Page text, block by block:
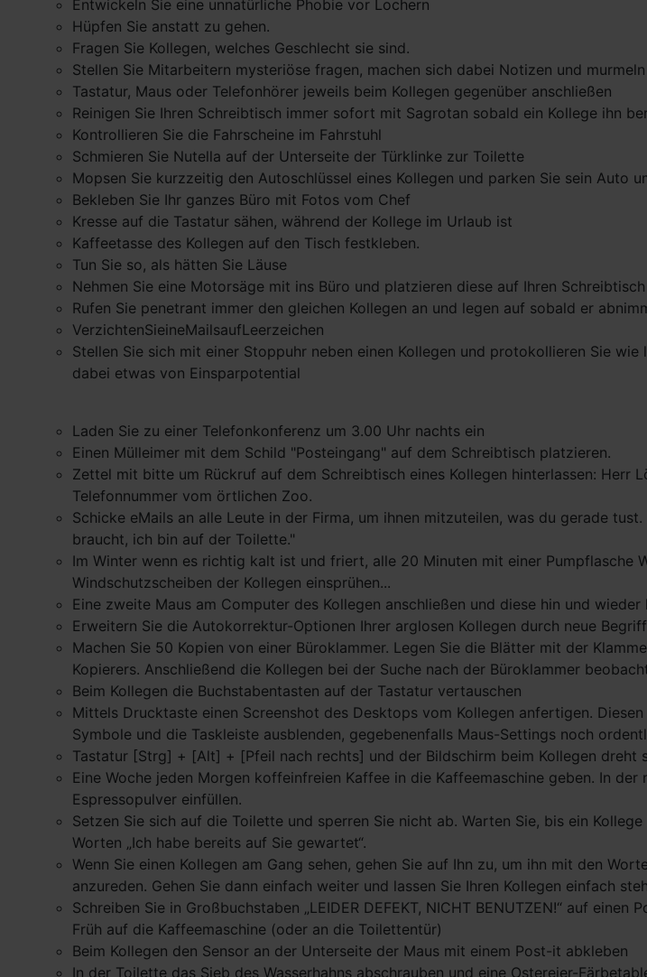
Entwickeln Sie eine unnatürliche Phobie vor Lochern
Hüpfen Sie anstatt zu gehen.
Fragen Sie Kollegen, welches Geschlecht sie sind.
Stellen Sie Mitarbeitern mysteriöse fragen, machen sich dabei Notizen und
Tastatur, Maus oder Telefonhörer jeweils beim Kollegen gegenüber anschließen
Reinigen Sie Ihren Schreibtisch immer sofort mit Sagrotan sobald ein Kollege ihn
Kontrollieren Sie die Fahrscheine im Fahrstuhl
Schmieren Sie Nutella auf der Unterseite der Türklinke zur Toilette
Mopsen Sie kurzzeitig den Autoschlüssel eines Kollegen und parken Sie sein Auto
Bekleben Sie Ihr ganzes Büro mit Fotos vom Chef
Kresse auf die Tastatur sähen, während der Kollege im Urlaub ist
Kaffeetasse des Kollegen auf den Tisch festkleben.
Tun Sie so, als hätten Sie Läuse
Nehmen Sie eine Motorsäge mit ins Büro und platzieren diese auf Ihren Schreibtisch
Rufen Sie penetrant immer den gleichen Kollegen an und legen auf sobald er
VerzichtenSieineMailsaufLeerzeichen
Stellen Sie sich mit einer Stoppuhr neben einen Kollegen und protokollieren Sie
dabei etwas von Einsparpotential
Laden Sie zu einer Telefonkonferenz um 3.00 Uhr nachts ein
Einen Mülleimer mit dem Schild "Posteingang" auf dem Schreibtisch platzieren.
Zettel mit bitte um Rückruf auf dem Schreibtisch eines Kollegen hinterlassen: Herr
Telefonnummer vom örtlichen Zoo.
Schicke eMails an alle Leute in der Firma, um ihnen mitzuteilen, was du gerade
braucht, ich bin auf der Toilette."
Im Winter wenn es richtig kalt ist und friert, alle 20 Minuten mit einer Pumpflasche
Windschutzscheiben der Kollegen einsprühen...
Eine zweite Maus am Computer des Kollegen anschließen und diese hin und
Erweitern Sie die Autokorrektur-Optionen Ihrer arglosen Kollegen durch neue
Machen Sie 50 Kopien von einer Büroklammer. Legen Sie die Blätter mit der
Kopierers. Anschließend die Kollegen bei der Suche nach der Büroklammer
Beim Kollegen die Buchstabentasten auf der Tastatur vertauschen
Mittels Drucktaste einen Screenshot des Desktops vom Kollegen anfertigen.
Symbole und die Taskleiste ausblenden, gegebenenfalls Maus-Settings noch
Tastatur [Strg] + [Alt] + [Pfeil nach rechts] und der Bildschirm beim Kollegen dreht
Eine Woche jeden Morgen koffeinfreien Kaffee in die Kaffeemaschine geben. In der
Espressopulver einfüllen.
Setzen Sie sich auf die Toilette und sperren Sie nicht ab. Warten Sie, bis ein
Worten „Ich habe bereits auf Sie gewartet“.
Wenn Sie einen Kollegen am Gang sehen, gehen Sie auf Ihn zu, um ihn mit den
anzureden. Gehen Sie dann einfach weiter und lassen Sie Ihren Kollegen einfach
Schreiben Sie in Großbuchstaben „LEIDER DEFEKT, NICHT BENUTZEN!“ auf
Früh auf die Kaffeemaschine (oder an die Toilettentür)
Beim Kollegen den Sensor an der Unterseite der Maus mit einem Post-it abkleben
In der Toilette das Sieb des Wasserhahns abschrauben und eine Ostereier-